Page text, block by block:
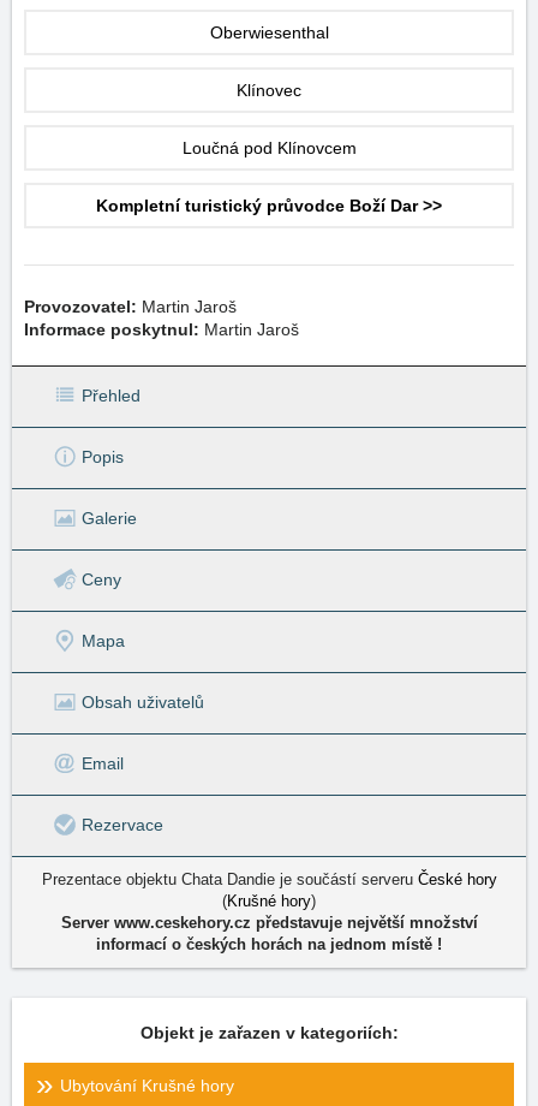
Oberwiesenthal
Klínovec
Loučná pod Klínovcem
Kompletní turistický průvodce Boží Dar >>
Provozovatel: Martin Jaroš
Informace poskytnul: Martin Jaroš
Přehled
Popis
Galerie
Ceny
Mapa
Obsah uživatelů
Email
Rezervace
Prezentace objektu Chata Dandie je součástí serveru České hory
(Krušné hory)
Server www.ceskehory.cz představuje největší množství
informací o českých horách na jednom místě !
Objekt je zařazen v kategoriích:
Ubytování Krušné hory